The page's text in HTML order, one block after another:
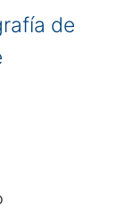
de